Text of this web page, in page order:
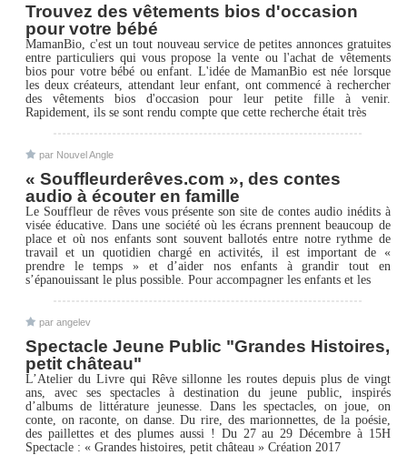
Trouvez des vêtements bios d'occasion
pour votre bébé
MamanBio, c'est un tout nouveau service de petites annonces gratuites
entre particuliers qui vous propose la vente ou l'achat de vêtements
bios pour votre bébé ou enfant. L'idée de MamanBio est née lorsque
les deux créateurs, attendant leur enfant, ont commencé à rechercher
des vêtements bios d'occasion pour leur petite fille à venir.
Rapidement, ils se sont rendu compte que cette recherche était très
par Nouvel Angle
« Souffleurderêves.com », des contes
audio à écouter en famille
Le Souffleur de rêves vous présente son site de contes audio inédits à
visée éducative. Dans une société où les écrans prennent beaucoup de
place et où nos enfants sont souvent ballotés entre notre rythme de
travail et un quotidien chargé en activités, il est important de «
prendre le temps » et d’aider nos enfants à grandir tout en
s’épanouissant le plus possible. Pour accompagner les enfants et les
par angelev
Spectacle Jeune Public "Grandes Histoires,
petit château"
L’Atelier du Livre qui Rêve sillonne les routes depuis plus de vingt
ans, avec ses spectacles à destination du jeune public, inspirés
d’albums de littérature jeunesse. Dans les spectacles, on joue, on
conte, on raconte, on danse. Du rire, des marionnettes, de la poésie,
des paillettes et des plumes aussi ! Du 27 au 29 Décembre à 15H
Spectacle : « Grandes histoires, petit château » Création 2017